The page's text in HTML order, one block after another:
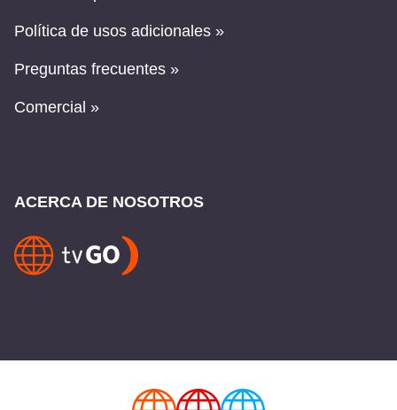
Política de usos adicionales »
Preguntas frecuentes »
Comercial »
ACERCA DE NOSOTROS